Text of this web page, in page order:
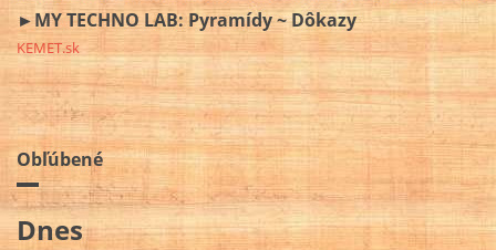
►MY TECHNO LAB: Pyramídy ~ Dôkazy
KEMET.sk
Obľúbené
Dnes